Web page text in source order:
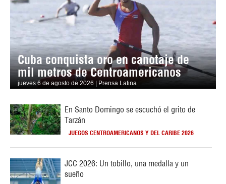
Cuba conquista oro en canotaje de
mil metros de Centroamericanos
jueves 6 de agosto de 2026 | Prensa Latina
En Santo Domingo se escuchó el grito de
Tarzán
JUEGOS CENTROAMERICANOS Y DEL CARIBE 2026
JCC 2026: Un tobillo, una medalla y un
sueño